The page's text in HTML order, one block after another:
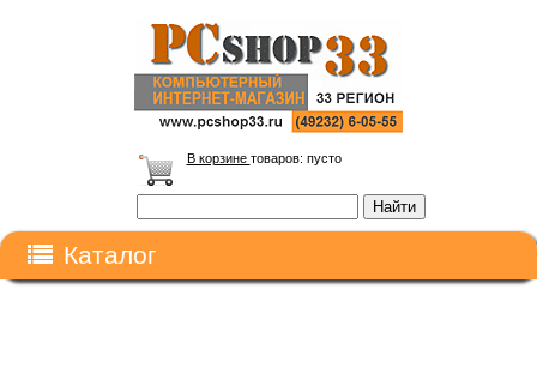
В корзине товаров: пусто
Каталог